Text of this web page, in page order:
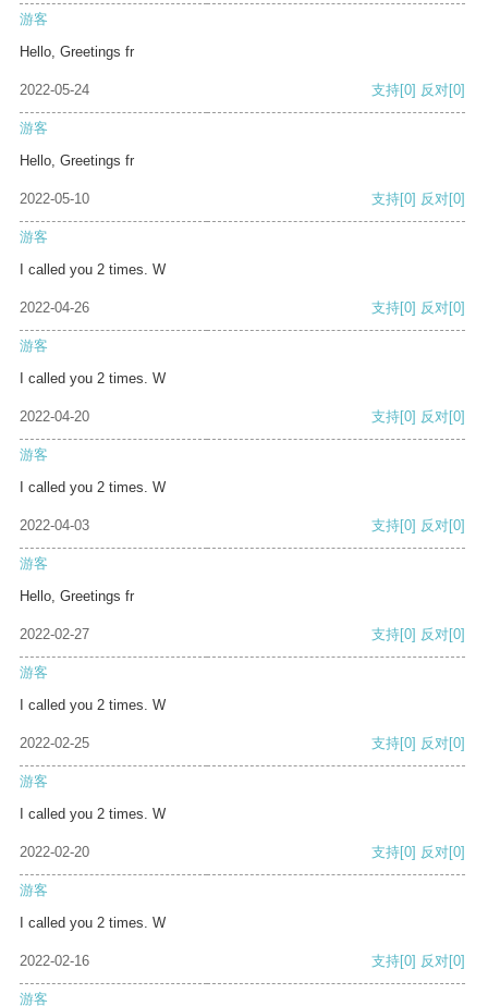
游客
Hello, Greetings fr
2022-05-24 支持[0] 反对[0]
游客
Hello, Greetings fr
2022-05-10 支持[0] 反对[0]
游客
I called you 2 times. W
2022-04-26 支持[0] 反对[0]
游客
I called you 2 times. W
2022-04-20 支持[0] 反对[0]
游客
I called you 2 times. W
2022-04-03 支持[0] 反对[0]
游客
Hello, Greetings fr
2022-02-27 支持[0] 反对[0]
游客
I called you 2 times. W
2022-02-25 支持[0] 反对[0]
游客
I called you 2 times. W
2022-02-20 支持[0] 反对[0]
游客
I called you 2 times. W
2022-02-16 支持[0] 反对[0]
游客